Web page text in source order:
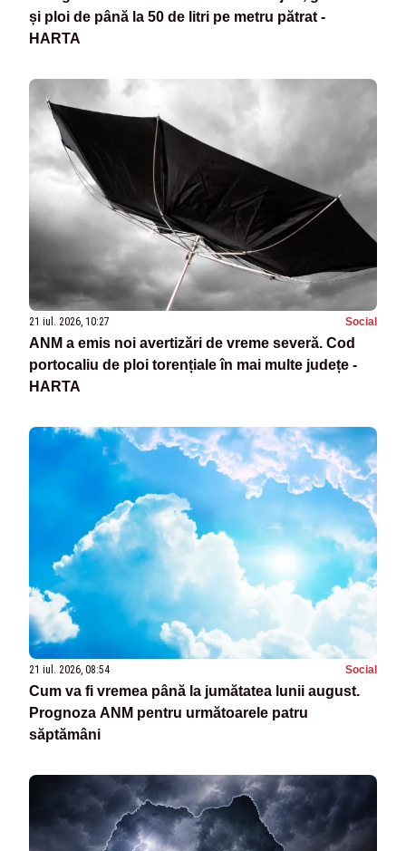
și ploi de până la 50 de litri pe metru pătrat -
HARTA
21 iul. 2026, 10:27 Social
ANM a emis noi avertizări de vreme severă. Cod
portocaliu de ploi torențiale în mai multe județe -
HARTA
21 iul. 2026, 08:54 Social
Cum va fi vremea până la jumătatea lunii august.
Prognoza ANM pentru următoarele patru
săptămâni